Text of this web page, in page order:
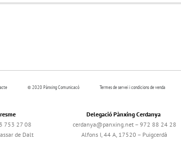
© 2020 Pànxing Comunicacó Termes de servei i condicions de venda
753 27 08
de Dalt
Delegació Pànxing Cerdanya
cerdanya@panxing.net – 972 88 24 28
Alfons I, 44 A, 17520 – Puigcerdà